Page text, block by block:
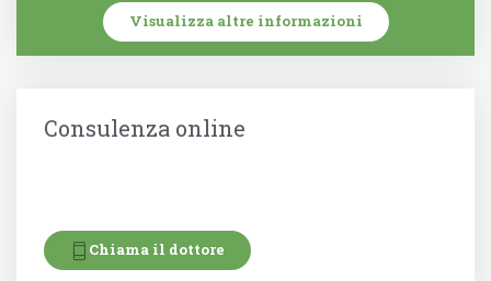
Visualizza altre informazioni
Consulenza online
Chiama il dottore